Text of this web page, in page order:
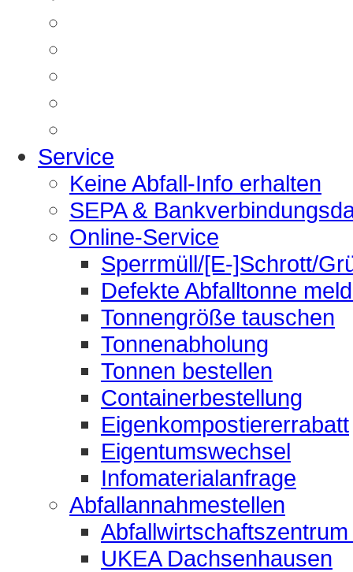
Service
Keine Abfall-Info erhalten
SEPA &
Online-Service
Sperrmüll/[E-]Schrott/
Defekte Abfalltonne
Tonnengröße tauschen
Tonnenabholung
Tonnen bestellen
Containerbestellung
Eigenkompostiererrabatt
Eigentumswechsel
Infomaterialanfrage
Abfallannahmestellen
UKEA Dachsenhausen